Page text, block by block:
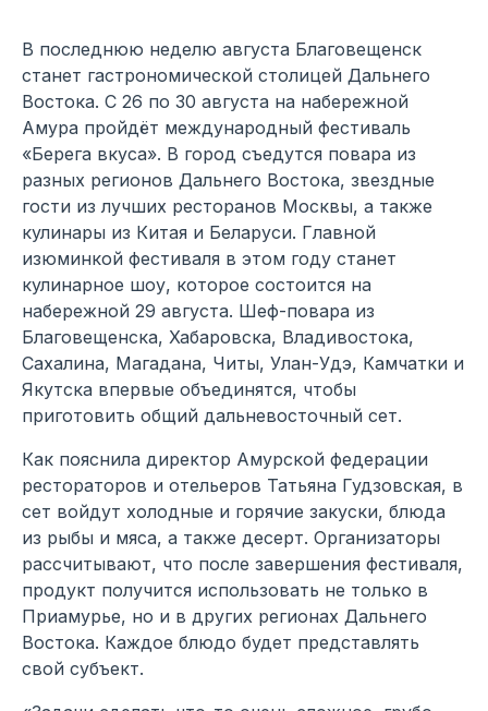
В последнюю неделю августа Благовещенск
станет гастрономической столицей Дальнего
Востока. С 26 по 30 августа на набережной
Амура пройдёт международный фестиваль
«Берега вкуса». В город съедутся повара из
разных регионов Дальнего Востока, звездные
гости из лучших ресторанов Москвы, а также
кулинары из Китая и Беларуси. Главной
изюминкой фестиваля в этом году станет
кулинарное шоу, которое состоится на
набережной 29 августа. Шеф-повара из
Благовещенска, Хабаровска, Владивостока,
Сахалина, Магадана, Читы, Улан-Удэ, Камчатки и
Якутска впервые объединятся, чтобы
приготовить общий дальневосточный сет.
Как пояснила директор Амурской федерации
рестораторов и отельеров Татьяна Гудзовская, в
сет войдут холодные и горячие закуски, блюда
из рыбы и мяса, а также десерт. Организаторы
рассчитывают, что после завершения фестиваля,
продукт получится использовать не только в
Приамурье, но и в других регионах Дальнего
Востока. Каждое блюдо будет представлять
свой субъект.